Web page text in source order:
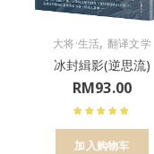
大将·生活, 翻译文学
冰封緝影(逆思流)
RM93.00
加入购物车